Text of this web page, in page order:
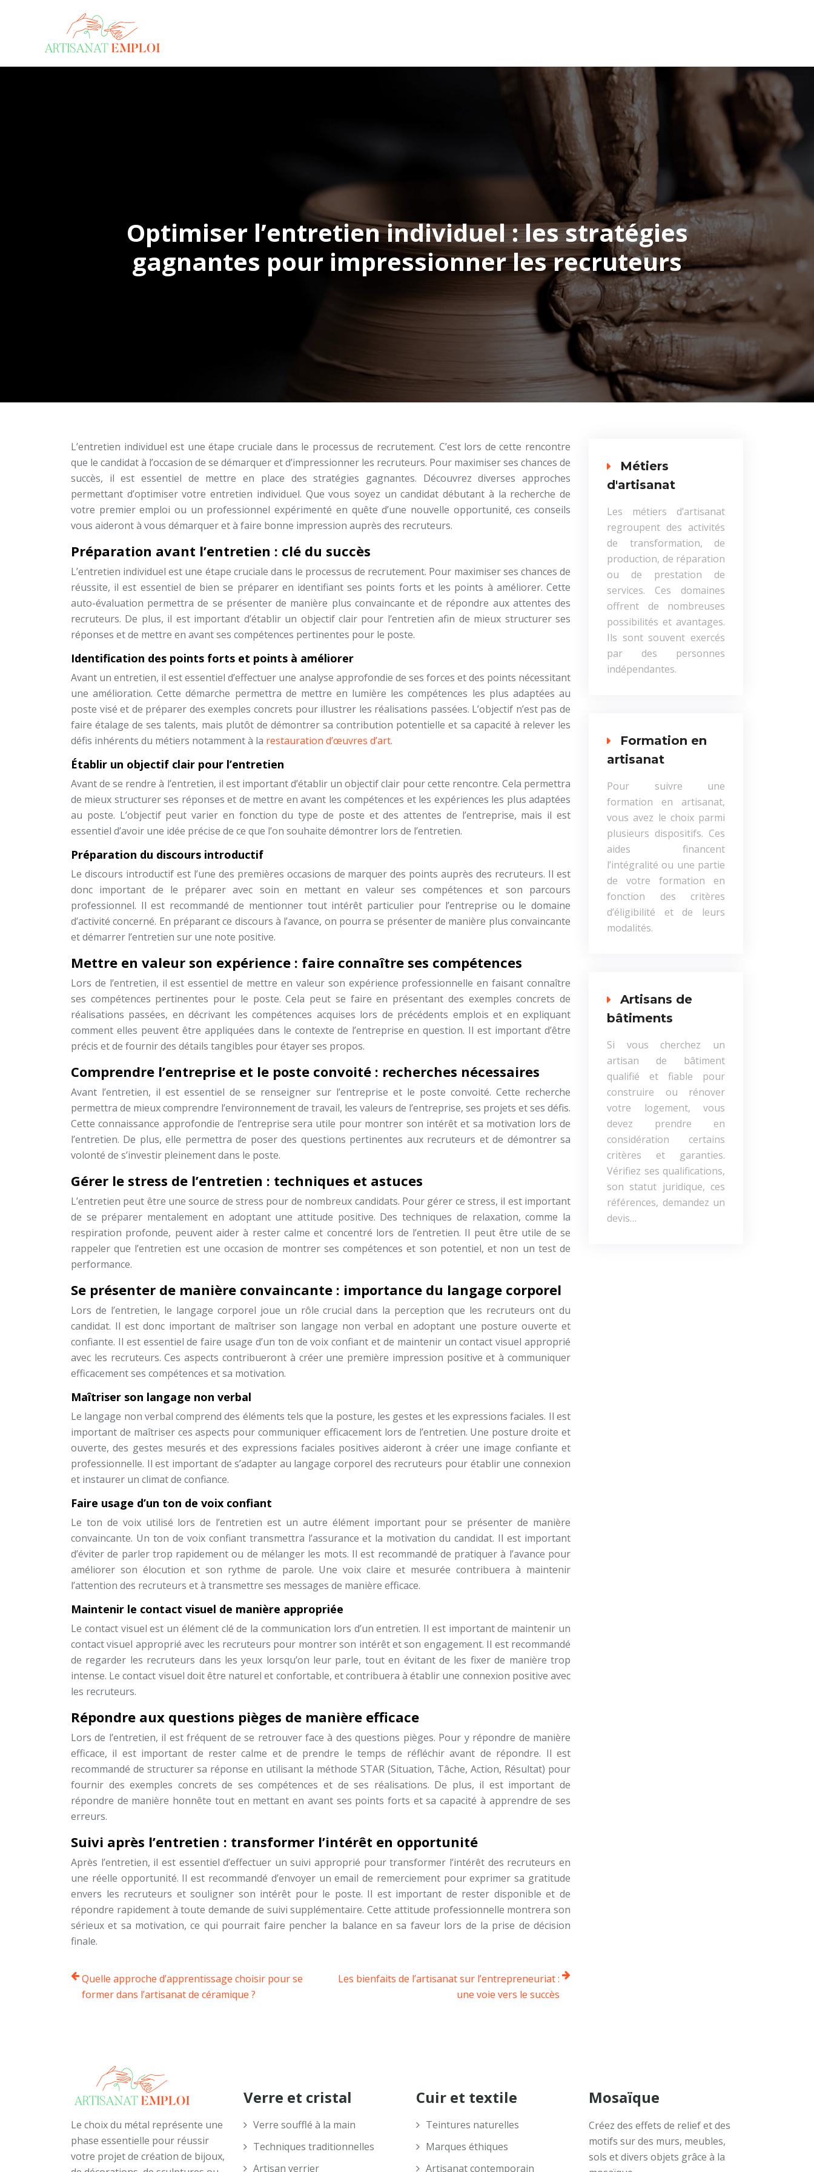
Optimiser l’entretien individuel : les stratégies
gagnantes pour impressionner les recruteurs
L’entretien individuel est une étape cruciale dans le processus de recrutement. C’est lors de cette rencontre
que le candidat à l’occasion de se démarquer et d’impressionner les recruteurs. Pour maximiser ses chances de
succès, il est essentiel de mettre en place des stratégies gagnantes. Découvrez diverses approches
permettant d’optimiser votre entretien individuel. Que vous soyez un candidat débutant à la recherche de
votre premier emploi ou un professionnel expérimenté en quête d’une nouvelle opportunité, ces conseils
vous aideront à vous démarquer et à faire bonne impression auprès des recruteurs.
Préparation avant l’entretien : clé du succès
L’entretien individuel est une étape cruciale dans le processus de recrutement. Pour maximiser ses chances de
réussite, il est essentiel de bien se préparer en identifiant ses points forts et les points à améliorer. Cette
auto-évaluation permettra de se présenter de manière plus convaincante et de répondre aux attentes des
recruteurs. De plus, il est important d’établir un objectif clair pour l’entretien afin de mieux structurer ses
réponses et de mettre en avant ses compétences pertinentes pour le poste.
Identification des points forts et points à améliorer
Avant un entretien, il est essentiel d’effectuer une analyse approfondie de ses forces et des points nécessitant
une amélioration. Cette démarche permettra de mettre en lumière les compétences les plus adaptées au
poste visé et de préparer des exemples concrets pour illustrer les réalisations passées. L’objectif n’est pas de
faire étalage de ses talents, mais plutôt de démontrer sa contribution potentielle et sa capacité à relever les
défis inhérents du métiers notamment à la restauration d’œuvres d’art.
Établir un objectif clair pour l’entretien
Avant de se rendre à l’entretien, il est important d’établir un objectif clair pour cette rencontre. Cela permettra
de mieux structurer ses réponses et de mettre en avant les compétences et les expériences les plus adaptées
au poste. L’objectif peut varier en fonction du type de poste et des attentes de l’entreprise, mais il est
essentiel d’avoir une idée précise de ce que l’on souhaite démontrer lors de l’entretien.
Préparation du discours introductif
Le discours introductif est l’une des premières occasions de marquer des points auprès des recruteurs. Il est
donc important de le préparer avec soin en mettant en valeur ses compétences et son parcours
professionnel. Il est recommandé de mentionner tout intérêt particulier pour l’entreprise ou le domaine
d’activité concerné. En préparant ce discours à l’avance, on pourra se présenter de manière plus convaincante
et démarrer l’entretien sur une note positive.
Mettre en valeur son expérience : faire connaître ses compétences
Lors de l’entretien, il est essentiel de mettre en valeur son expérience professionnelle en faisant connaître
ses compétences pertinentes pour le poste. Cela peut se faire en présentant des exemples concrets de
réalisations passées, en décrivant les compétences acquises lors de précédents emplois et en expliquant
comment elles peuvent être appliquées dans le contexte de l’entreprise en question. Il est important d’être
précis et de fournir des détails tangibles pour étayer ses propos.
Comprendre l’entreprise et le poste convoité : recherches nécessaires
Avant l’entretien, il est essentiel de se renseigner sur l’entreprise et le poste convoité. Cette recherche
permettra de mieux comprendre l’environnement de travail, les valeurs de l’entreprise, ses projets et ses défis.
Cette connaissance approfondie de l’entreprise sera utile pour montrer son intérêt et sa motivation lors de
l’entretien. De plus, elle permettra de poser des questions pertinentes aux recruteurs et de démontrer sa
volonté de s’investir pleinement dans le poste.
Gérer le stress de l’entretien : techniques et astuces
L’entretien peut être une source de stress pour de nombreux candidats. Pour gérer ce stress, il est important
de se préparer mentalement en adoptant une attitude positive. Des techniques de relaxation, comme la
respiration profonde, peuvent aider à rester calme et concentré lors de l’entretien. Il peut être utile de se
rappeler que l’entretien est une occasion de montrer ses compétences et son potentiel, et non un test de
performance.
Se présenter de manière convaincante : importance du langage corporel
Lors de l’entretien, le langage corporel joue un rôle crucial dans la perception que les recruteurs ont du
candidat. Il est donc important de maîtriser son langage non verbal en adoptant une posture ouverte et
confiante. Il est essentiel de faire usage d’un ton de voix confiant et de maintenir un contact visuel approprié
avec les recruteurs. Ces aspects contribueront à créer une première impression positive et à communiquer
efficacement ses compétences et sa motivation.
Maîtriser son langage non verbal
Le langage non verbal comprend des éléments tels que la posture, les gestes et les expressions faciales. Il est
important de maîtriser ces aspects pour communiquer efficacement lors de l’entretien. Une posture droite et
ouverte, des gestes mesurés et des expressions faciales positives aideront à créer une image confiante et
professionnelle. Il est important de s’adapter au langage corporel des recruteurs pour établir une connexion
et instaurer un climat de confiance.
Faire usage d’un ton de voix confiant
Le ton de voix utilisé lors de l’entretien est un autre élément important pour se présenter de manière
convaincante. Un ton de voix confiant transmettra l’assurance et la motivation du candidat. Il est important
d’éviter de parler trop rapidement ou de mélanger les mots. Il est recommandé de pratiquer à l’avance pour
améliorer son élocution et son rythme de parole. Une voix claire et mesurée contribuera à maintenir
l’attention des recruteurs et à transmettre ses messages de manière efficace.
Maintenir le contact visuel de manière appropriée
Le contact visuel est un élément clé de la communication lors d’un entretien. Il est important de maintenir un
contact visuel approprié avec les recruteurs pour montrer son intérêt et son engagement. Il est recommandé
de regarder les recruteurs dans les yeux lorsqu’on leur parle, tout en évitant de les fixer de manière trop
intense. Le contact visuel doit être naturel et confortable, et contribuera à établir une connexion positive avec
les recruteurs.
Répondre aux questions pièges de manière efficace
Lors de l’entretien, il est fréquent de se retrouver face à des questions pièges. Pour y répondre de manière
efficace, il est important de rester calme et de prendre le temps de réfléchir avant de répondre. Il est
recommandé de structurer sa réponse en utilisant la méthode STAR (Situation, Tâche, Action, Résultat) pour
fournir des exemples concrets de ses compétences et de ses réalisations. De plus, il est important de
répondre de manière honnête tout en mettant en avant ses points forts et sa capacité à apprendre de ses
erreurs.
Suivi après l’entretien : transformer l’intérêt en opportunité
Après l’entretien, il est essentiel d’effectuer un suivi approprié pour transformer l’intérêt des recruteurs en
une réelle opportunité. Il est recommandé d’envoyer un email de remerciement pour exprimer sa gratitude
envers les recruteurs et souligner son intérêt pour le poste. Il est important de rester disponible et de
répondre rapidement à toute demande de suivi supplémentaire. Cette attitude professionnelle montrera son
sérieux et sa motivation, ce qui pourrait faire pencher la balance en sa faveur lors de la prise de décision
finale.
Quelle approche d’apprentissage choisir pour se
former dans l’artisanat de céramique ?
Les bienfaits de l’artisanat sur l’entrepreneuriat :
une voie vers le succès
Métiers
d'artisanat
Les métiers d’artisanat
regroupent des activités
de transformation, de
production, de réparation
ou de prestation de
services. Ces domaines
offrent de nombreuses
possibilités et avantages.
Ils sont souvent exercés
par des personnes
indépendantes.
Formation en
artisanat
Pour suivre une
formation en artisanat,
vous avez le choix parmi
plusieurs dispositifs. Ces
aides financent
l’intégralité ou une partie
de votre formation en
fonction des critères
d’éligibilité et de leurs
modalités.
Artisans de
bâtiments
Si vous cherchez un
artisan de bâtiment
qualifié et fiable pour
construire ou rénover
votre logement, vous
devez prendre en
considération certains
critères et garanties.
Vérifiez ses qualifications,
son statut juridique, ces
références, demandez un
devis…
Le choix du métal représente une
phase essentielle pour réussir
votre projet de création de bijoux,
Verre et cristal
Verre soufflé à la main
Techniques traditionnelles
Artisan verrier
Cuir et textile
Teintures naturelles
Marques éthiques
Artisanat contemporain
Mosaïque
Créez des effets de relief et des
motifs sur des murs, meubles,
sols et divers objets grâce à la